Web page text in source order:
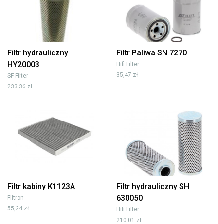
Filtr hydrauliczny
HY20003
SF Filter
233,36 zł
Filtr Paliwa SN 7270
Hifi Filter
35,47 zł
Filtr kabiny K1123A
Filtron
55,24 zł
Filtr hydrauliczny SH
630050
Hifi Filter
210,01 zł